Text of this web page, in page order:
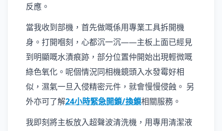
反應。
當我收到部機，首先做嘅係用專業工具拆開機
身。打開嗰刻，心都沉一沉——主板上面已經見
到明顯嘅水漬痕跡，部分位置仲開始出現輕微嘅
綠色氧化。呢個情況同相機鏡頭入水發霉好相
似，濕氣一旦入侵精密元件，就會慢慢侵蝕。 另
外亦可了解24小時緊急開鎖/換鎖相關服務。
我即刻將主板放入超聲波清洗機，用專用清潔液